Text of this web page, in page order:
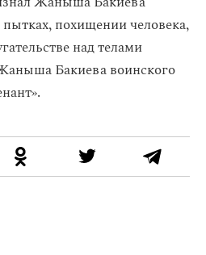
похищении человека,
над телами
Бакиева воинского